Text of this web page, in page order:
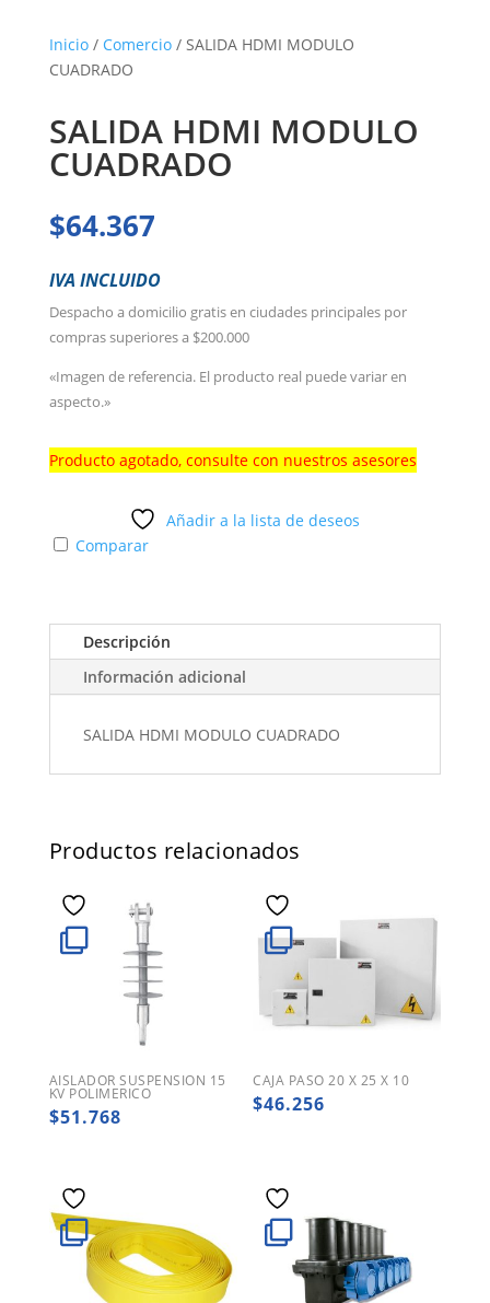
Inicio/ Comercio/ SALIDA HDMI MODULO
CUADRADO
SALIDA HDMI MODULO
CUADRADO
$64.367
IVA INCLUIDO
Despacho a domicilio gratis en ciudades principales por
compras superiores a $200.000
«Imagen de referencia. El producto real puede variar en
aspecto.»
Producto agotado, consulte con nuestros asesores
Añadir a la lista de deseos
Comparar
Descripción
Información adicional
SALIDA HDMI MODULO CUADRADO
Productos relacionados
AISLADOR SUSPENSION 15
KV POLIMERICO
$51.768
CAJA PASO 20 X 25 X 10
$46.256